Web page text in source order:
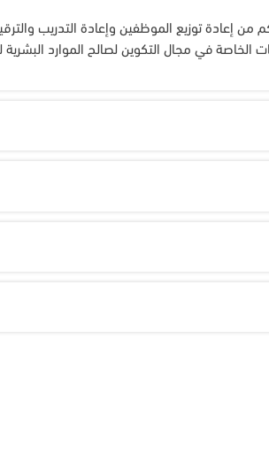
إعادة توزيع الموظفين وإعادة التدريب
الخاصة في مجال التكوين لصالح الموارد